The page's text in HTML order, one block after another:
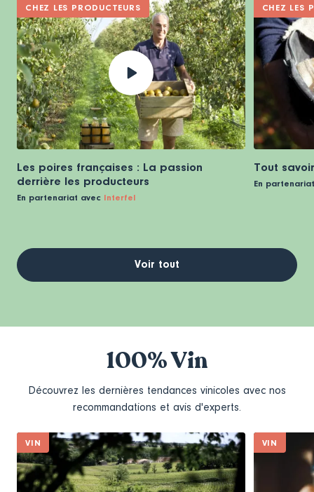
CHEZ LES PRODUCTEURS
Les poires françaises : La passion
derrière les producteurs
En partenariat avec Interfel
CHEZ LES
Tout
En
Voir tout
100% Vin
Découvrez les dernières tendances vinicoles avec nos
recommandations et avis d'experts.
VIN VIN